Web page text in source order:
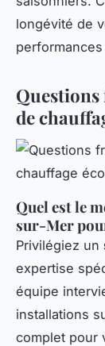
longévité de
de
Quel est le
sur-Mer
Privilégiez un
expertise
équipe
installations
complet pour